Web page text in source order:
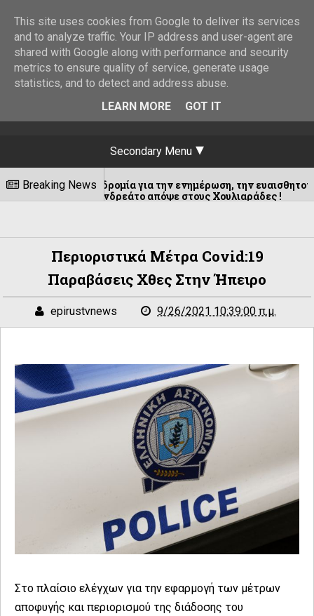
Secondary Menu
Breaking Newsγια την ενημέρωση, την ευαισθητοποίηση και
Ανδρεάτο απόψε στους Χουλιαράδες !
Περιοριστικά Μέτρα Covid:19
Παραβάσεις Χθες Στην Ήπειρο
epirustvnews 9/26/2021 10:39:00 π.μ.
Στο πλαίσιο ελέγχων για την εφαρμογή των μέτρων
αποφυγής και περιορισμού της διάδοσης του
This site uses cookies from Google to deliver its services
and to analyze traffic. Your IP address and user-agent are
shared with Google along with performance and security
metrics to ensure quality of service, generate usage
statistics, and to detect and address abuse.
LEARN MORE
GOT IT